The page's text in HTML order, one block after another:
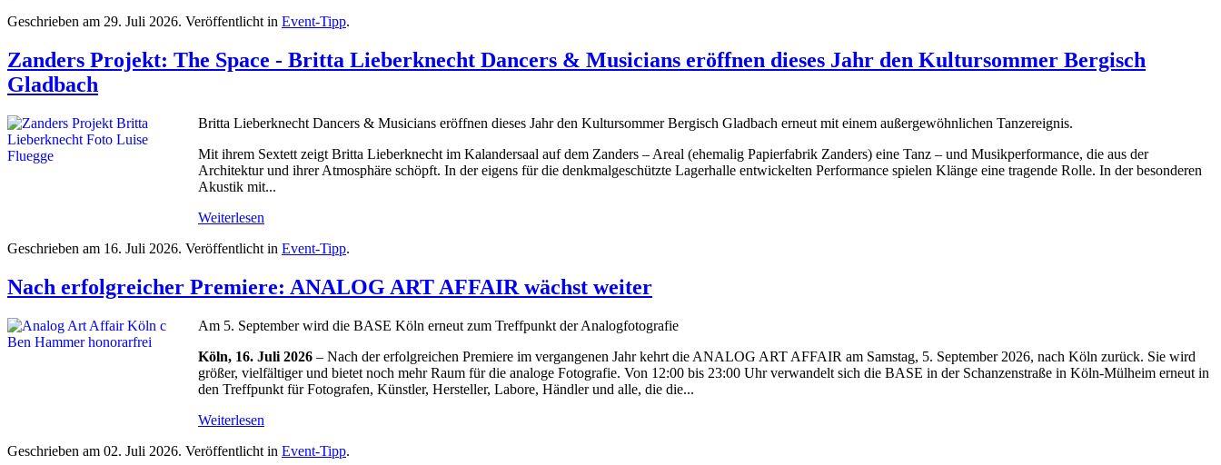
Geschrieben am 29. Juli 2026. Veröffentlicht in Event-Tipp.
Zanders Projekt: The Space - Britta Lieberknecht Dancers & Musicians eröffnen dieses Jahr den Kultursommer Bergisch
Gladbach
Britta Lieberknecht Dancers & Musicians eröffnen dieses Jahr den Kultursommer Bergisch Gladbach erneut mit einem außergewöhnlichen Tanzereignis.
Mit ihrem Sextett zeigt Britta Lieberknecht im Kalandersaal auf dem Zanders – Areal (ehemalig Papierfabrik Zanders) eine Tanz – und Musikperformance, die aus der
Architektur und ihrer Atmosphäre schöpft. In der eigens für die denkmalgeschützte Lagerhalle entwickelten Performance spielen Klänge eine tragende Rolle. In der besonderen
Akustik mit...
Weiterlesen
Geschrieben am 16. Juli 2026. Veröffentlicht in Event-Tipp.
Nach erfolgreicher Premiere: ANALOG ART AFFAIR wächst weiter
Am 5. September wird die BASE Köln erneut zum Treffpunkt der Analogfotografie
Köln, 16. Juli 2026 – Nach der erfolgreichen Premiere im vergangenen Jahr kehrt die ANALOG ART AFFAIR am Samstag, 5. September 2026, nach Köln zurück. Sie wird
größer, vielfältiger und bietet noch mehr Raum für die analoge Fotografie. Von 12:00 bis 23:00 Uhr verwandelt sich die BASE in der Schanzenstraße in Köln-Mülheim erneut in
den Treffpunkt für Fotografen, Künstler, Hersteller, Labore, Händler und alle, die die...
Weiterlesen
Geschrieben am 02. Juli 2026. Veröffentlicht in Event-Tipp.